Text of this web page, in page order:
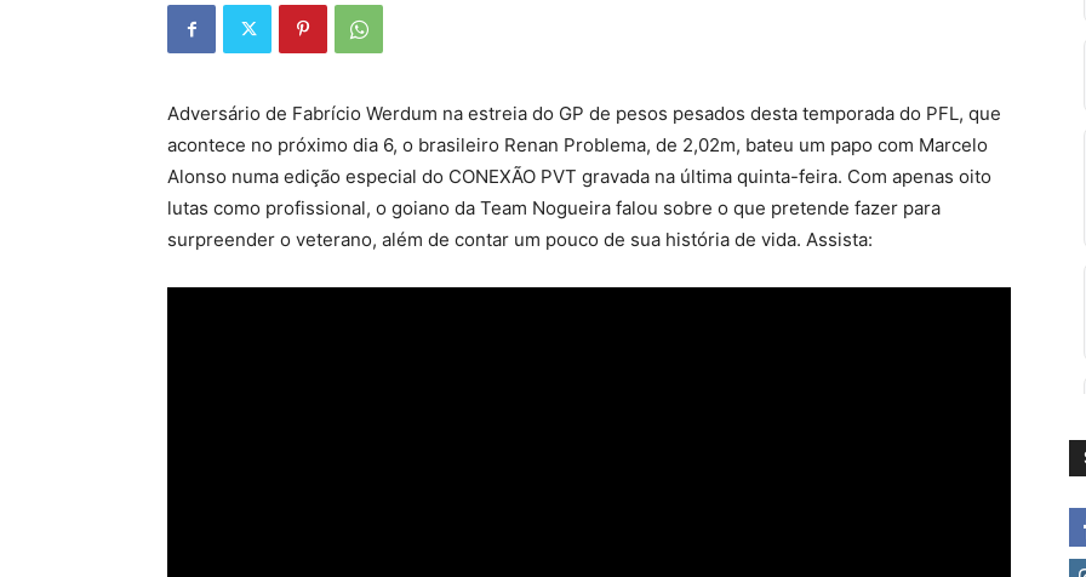
Adversário de Fabrício Werdum na estreia do GP de pesos pesados desta temporada do PFL, que
acontece no próximo dia 6, o brasileiro Renan Problema, de 2,02m, bateu um papo com Marcelo
Alonso numa edição especial do CONEXÃO PVT gravada na última quinta-feira. Com apenas oito
lutas como profissional, o goiano da Team Nogueira falou sobre o que pretende fazer para
surpreender o veterano, além de contar um pouco de sua história de vida. Assista: